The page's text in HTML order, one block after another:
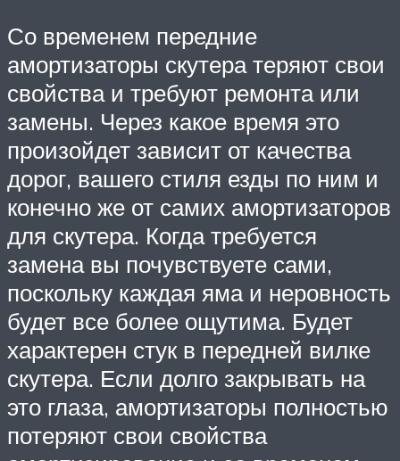
Со временем передние
амортизаторы скутера теряют свои
свойства и требуют ремонта или
замены. Через какое время это
произойдет зависит от качества
дорог, вашего стиля езды по ним и
конечно же от самих амортизаторов
для скутера. Когда требуется
замена вы почувствуете сами,
поскольку каждая яма и неровность
будет все более ощутима. Будет
характерен стук в передней вилке
скутера. Если долго закрывать на
это глаза, амортизаторы полностью
потеряют свои свойства